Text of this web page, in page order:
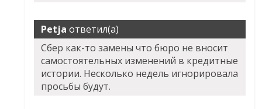
Petja ответил(а)
Сбер как-то замены что бюро не вносит
самостоятельных изменений в кредитные
истории. Несколько недель игнорировала
просьбы будут.